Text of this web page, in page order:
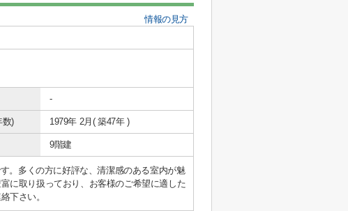
情報の見方
-
数) 1979年 2月( 築47年 )
9階建
。多くの方に好評な、清潔感のある室内が魅
に取り扱っており、お客様のご希望に適した
下さい。